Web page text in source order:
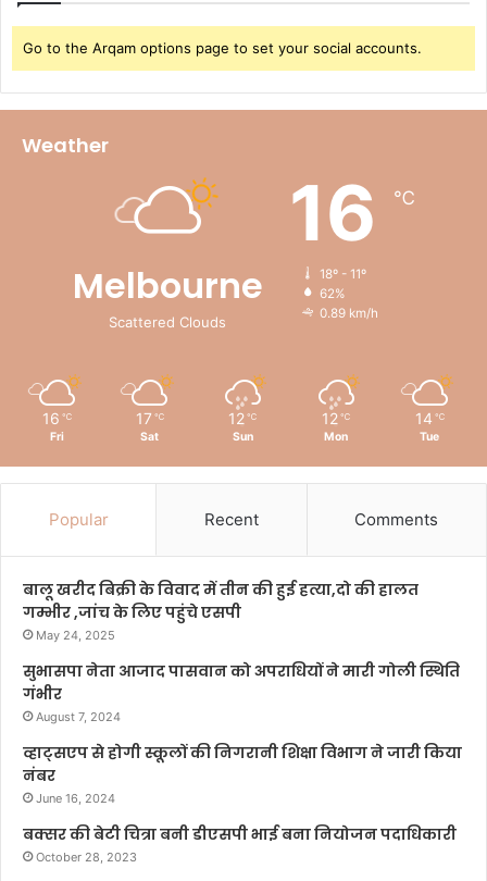
Go to the Arqam options page to set your social accounts.
Weather
Melbourne
Scattered Clouds
16 ℃
18º - 11º
62%
0.89 km/h
16 ℃
Fri
17 ℃
Sat
12 ℃
Sun
12 ℃
Mon
14 ℃
Tue
Popular Recent Comments
बालू खरीद बिक्री के विवाद में तीन की हुई हत्या,दो की हालत
गम्भीर ,जांच के लिए पहुंचे एसपी
May 24, 2025
सुभासपा नेता आजाद पासवान को अपराधियों ने मारी गोली स्थिति
गंभीर
August 7, 2024
व्हाट्सएप से होगी स्कूलों की निगरानी शिक्षा विभाग ने जारी किया
नंबर
June 16, 2024
बक्सर की बेटी चित्रा बनी डीएसपी भाई बना नियोजन पदाधिकारी
October 28, 2023